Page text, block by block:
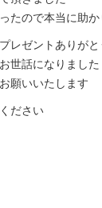
たので本当に助か
レゼントありが
世話になりました
願いいたします
ださい